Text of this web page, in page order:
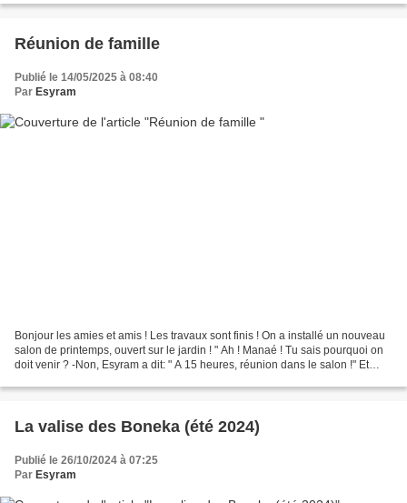
Réunion de famille
Publié le 14/05/2025 à 08:40
Par Esyram
Bonjour les amies et amis ! Les travaux sont finis ! On a installé un nouveau
salon de printemps, ouvert sur le jardin ! " Ah ! Manaé ! Tu sais pourquoi on
doit venir ? -Non, Esyram a dit: " A 15 heures, réunion dans le salon !" Et
La valise des Boneka (été 2024)
Publié le 26/10/2024 à 07:25
Par Esyram